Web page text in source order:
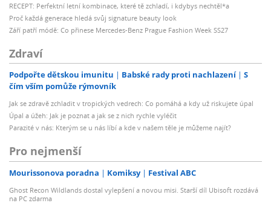
RECEPT: Perfektní letní kombinace, které tě zchladí, i kdybys nechtěl*a
Proč každá generace hledá svůj signature beauty look
Září patří módě: Co přinese Mercedes-Benz Prague Fashion Week SS27
Zdraví
Podpořte dětskou imunitu Babské rady proti nachlazení
S
čím vším pomůže rýmovník
Jak se zdravě zchladit v tropických vedrech: Co pomáhá a kdy už riskujete úpal
Úpal a úžeh: Jak je poznat a jak se z nich rychle vyléčit
Parazité v nás: Kterým se u nás líbí a kde v našem těle je můžeme najít?
Pro nejmenší
Mourissonova poradna Komiksy Festival ABC
Ghost Recon Wildlands dostal vylepšení a novou misi. Starší díl Ubisoft rozdává
na PC zdarma